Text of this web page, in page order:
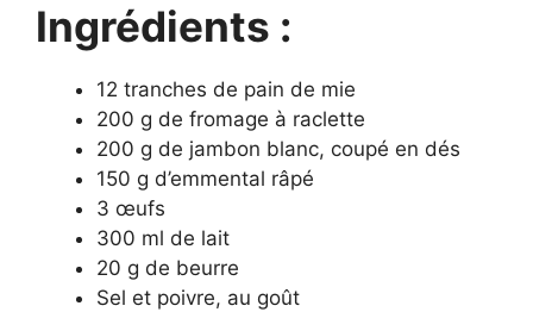
Ingrédients :
12 tranches de pain de mie
200 g de fromage à raclette
200 g de jambon blanc, coupé en dés
150 g d’emmental râpé
3 œufs
300 ml de lait
20 g de beurre
Sel et poivre, au goût